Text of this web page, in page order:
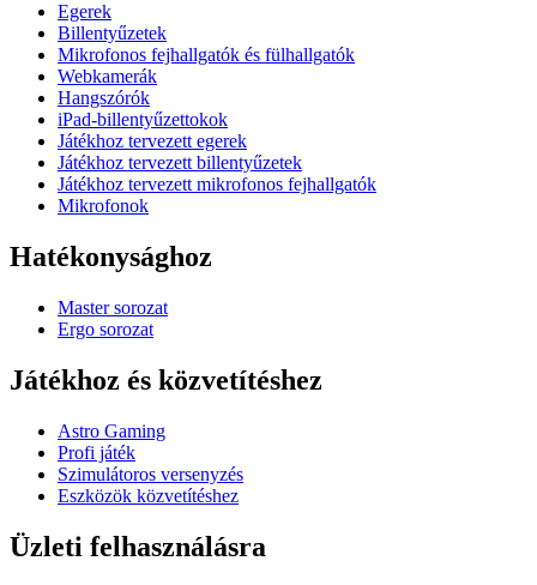
Egerek
Billentyűzetek
Mikrofonos fejhallgatók és fülhallgatók
Webkamerák
Hangszórók
iPad-billentyűzettokok
Játékhoz tervezett egerek
Játékhoz tervezett billentyűzetek
Játékhoz tervezett mikrofonos fejhallgatók
Mikrofonok
Hatékonysághoz
Master sorozat
Ergo sorozat
Játékhoz és közvetítéshez
Astro Gaming
Profi játék
Szimulátoros versenyzés
Eszközök közvetítéshez
Üzleti felhasználásra